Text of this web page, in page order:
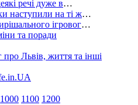
речі дуже в…
наступили на ті ж…
ігровог…
та поради
Львів, життя та інші
1000 1100 1200